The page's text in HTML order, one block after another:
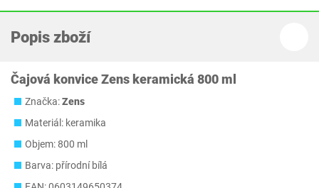
Popis zboží
Čajová konvice Zens keramická 800 ml
Značka:Zens
Materiál: keramika
Objem: 800 ml
Barva: přírodní bílá